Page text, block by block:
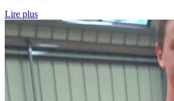
Lire plus